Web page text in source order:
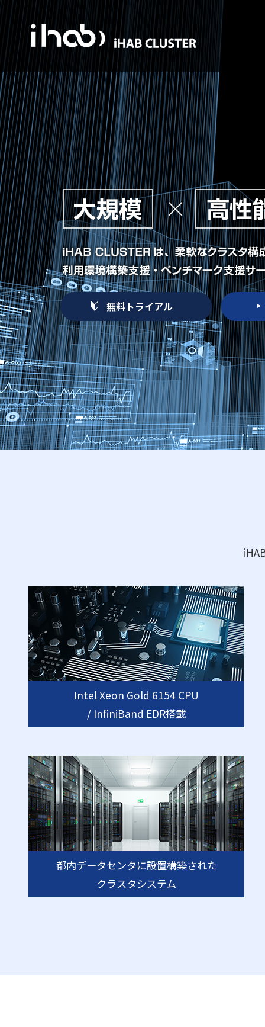
無料トライアル
Intel Xeon Gold 6154 CPU
/ InfiniBand EDR搭載
都内データセンタに設置構築された
クラスタシステム